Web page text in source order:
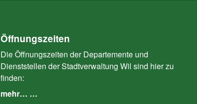
Öffnungszeiten
Die Öffnungszeiten der Departemente und
Dienststellen der Stadtverwaltung Wil sind hier zu
finden:
mehr… …